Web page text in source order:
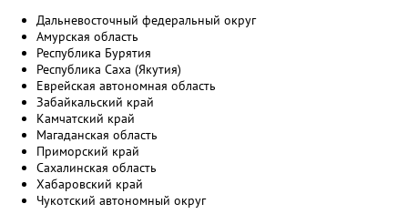
Дальневосточный федеральный округ
Амурская область
Республика Бурятия
Республика Саха (Якутия)
Еврейская автономная область
Забайкальский край
Камчатский край
Магаданская область
Приморский край
Сахалинская область
Хабаровский край
Чукотский автономный округ